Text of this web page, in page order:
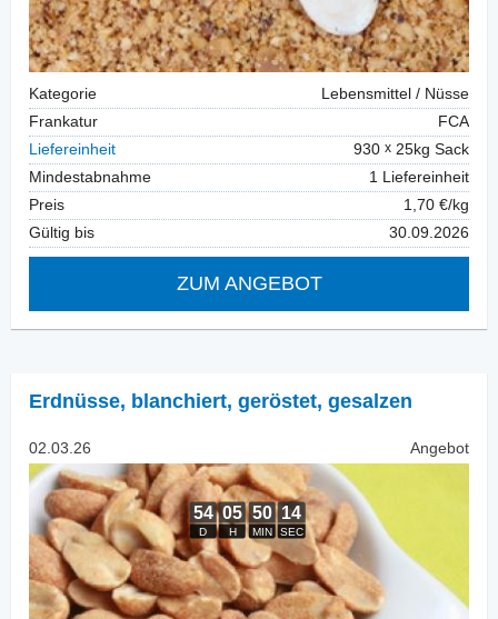
Kategorie
Lebensmittel / Nüsse
Frankatur
FCA
Liefereinheit
930
25kg Sack
Mindestabnahme
1 Liefereinheit
Preis
1,70 €/kg
Gültig bis
30.09.2026
ZUM ANGEBOT
Erdnüsse, blanchiert, geröstet, gesalzen
02.03.26 Angebot